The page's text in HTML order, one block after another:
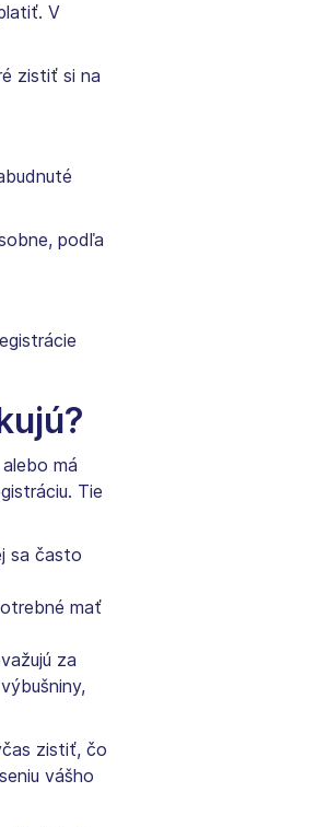
V
zistiť si na
podľa
má
Tie
sa často
mať
za
zistiť, čo
vášho